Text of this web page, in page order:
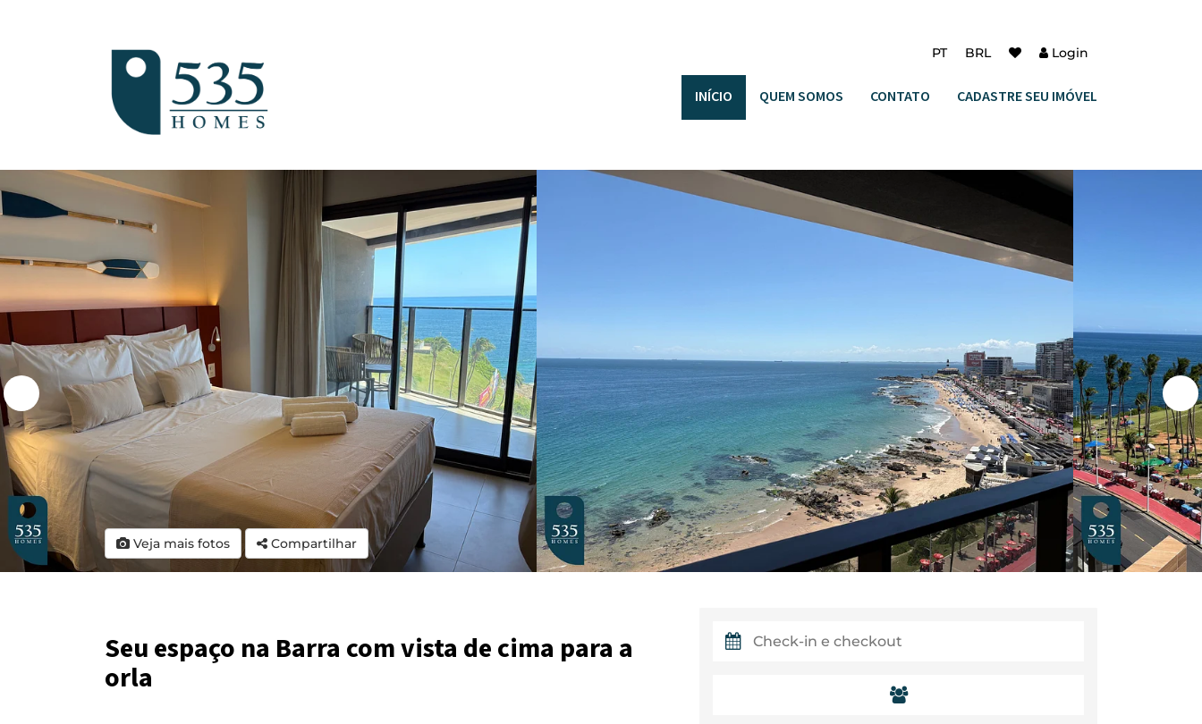
PT BRL Login
INÍCIO QUEM SOMOS CONTATO CADASTRE SEU IMÓVEL
Veja mais fotos Compartilhar
Seu espaço na Barra com vista de cima para a
orla